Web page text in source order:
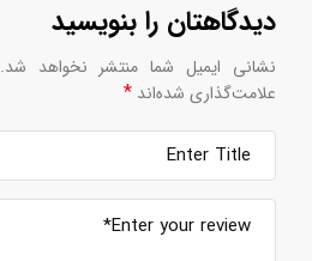
دیدگاهتان را بنویسید
نشانی ایمیل شما منتشر نخواهد شد.
علامت‌گذاری شده‌اند *